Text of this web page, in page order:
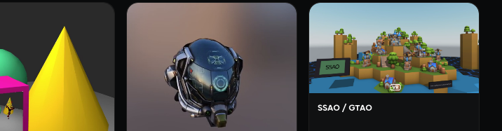
SSAO / GTAO